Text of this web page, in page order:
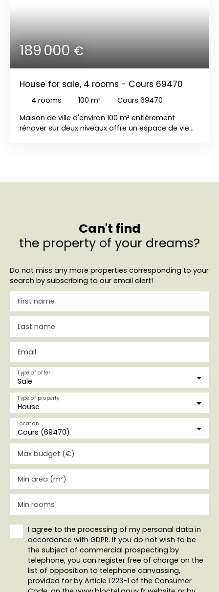
189 000€
House for sale, 4 rooms - Cours 69470
4 rooms 100 m²
Cours 69470
Maison de ville d'environ 100 m² entièrement
rénover sur deux niveaux offre un espace de vie
Can't find
the property of your dreams?
Do not miss any more properties corresponding to your
search by subscribing to our email alert!
First name
Last name
Email
Sale
Type of offer
House
Type of property
Cours (69470)
Location
Max budget (€)
Min area (m²)
Min rooms
I agree to the processing of my personal data in
accordance with GDPR. If you do not wish to be
the subject of commercial prospecting by
telephone, you can register free of charge on the
list of opposition to telephone canvassing,
provided for by Article L223-1 of the Consumer